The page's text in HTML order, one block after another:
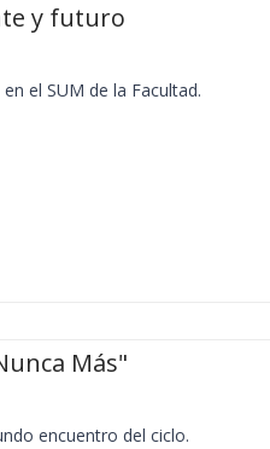
y futuro
el SUM de la Facultad.
Más"
encuentro del ciclo.